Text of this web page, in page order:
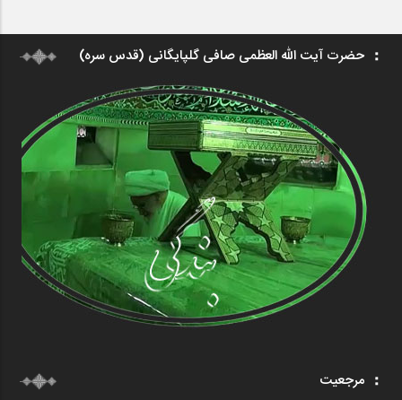
حضرت آیت الله العظمی صافی گلپایگانی (قدس سره)
مرجعیت